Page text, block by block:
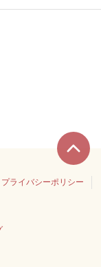
プライバシーポリシー